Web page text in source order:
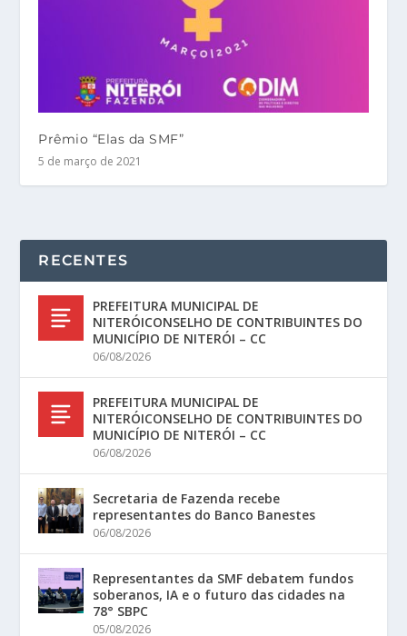
Prêmio “Elas da SMF”
5 de março de 2021
RECENTES
PREFEITURA MUNICIPAL DE
NITERÓICONSELHO DE CONTRIBUINTES DO
MUNICÍPIO DE NITERÓI – CC
06/08/2026
PREFEITURA MUNICIPAL DE
NITERÓICONSELHO DE CONTRIBUINTES DO
MUNICÍPIO DE NITERÓI – CC
06/08/2026
Secretaria de Fazenda recebe
representantes do Banco Banestes
06/08/2026
Representantes da SMF debatem fundos
soberanos, IA e o futuro das cidades na
78° SBPC
05/08/2026